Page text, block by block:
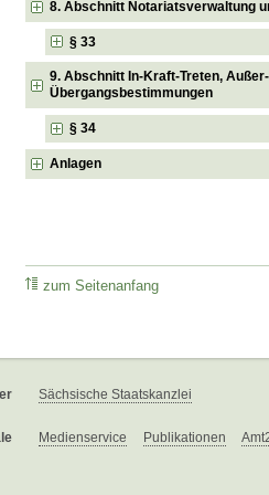
8. Abschnitt Notariatsverwaltung
§ 33
9. Abschnitt In-Kraft-Treten,
Übergangsbestimmungen
§ 34
Anlagen
zum Seitenanfang
Sächsische Staatskanzlei
Medienservice Publikationen